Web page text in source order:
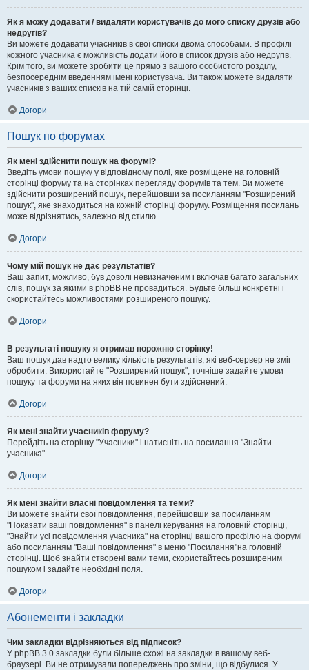
Як я можу додавати / видаляти користувачів до мого списку друзів або
недругів?
Ви можете додавати учасників в свої списки двома способами. В профілі
кожного учасника є можливість додати його в список друзів або недругів.
Крім того, ви можете зробити це прямо з вашого особистого розділу,
безпосереднім введенням імені користувача. Ви також можете видаляти
учасників з ваших списків на тій самій сторінці.
Догори
Пошук по форумах
Як мені здійснити пошук на форумі?
Введіть умови пошуку у відповідному полі, яке розміщене на головній
сторінці форуму та на сторінках перегляду форумів та тем. Ви можете
здійснити розширений пошук, перейшовши за посиланням "Розширений
пошук", яке знаходиться на кожній сторінці форуму. Розміщення посилань
може відрізнятись, залежно від стилю.
Догори
Чому мій пошук не дає результатів?
Ваш запит, можливо, був доволі невизначеним і включав багато загальних
слів, пошук за якими в phpBB не провадиться. Будьте більш конкретні і
скористайтесь можливостями розширеного пошуку.
Догори
В результаті пошуку я отримав порожню сторінку!
Ваш пошук дав надто велику кількість результатів, які веб-сервер не зміг
обробити. Використайте "Розширений пошук", точніше задайте умови
пошуку та форуми на яких він повинен бути здійснений.
Догори
Як мені знайти учасників форуму?
Перейдіть на сторінку "Учасники" і натисніть на посилання "Знайти
учасника".
Догори
Як мені знайти власні повідомлення та теми?
Ви можете знайти свої повідомлення, перейшовши за посиланням
"Показати ваші повідомлення" в панелі керування на головній сторінці,
"Знайти усі повідомлення учасника" на сторінці вашого профілю на форумі
або посиланням "Ваші повідомлення" в меню "Посилання"на головній
сторінці. Щоб знайти створені вами теми, скористайтесь розширеним
пошуком і задайте необхідні поля.
Догори
Абонементи і закладки
Чим закладки відрізняються від підписок?
У phpBB 3.0 закладки були більше схожі на закладки в вашому веб-
браузері. Ви не отримували попереджень про зміни, що відбулися. У